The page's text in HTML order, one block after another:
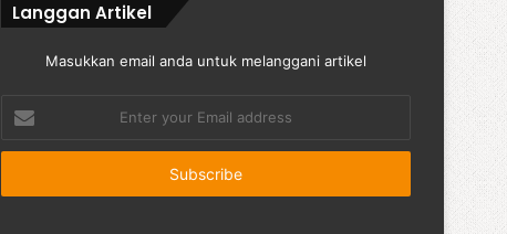
Langgan Artikel
Masukkan email anda untuk melanggani artikel
your
Email